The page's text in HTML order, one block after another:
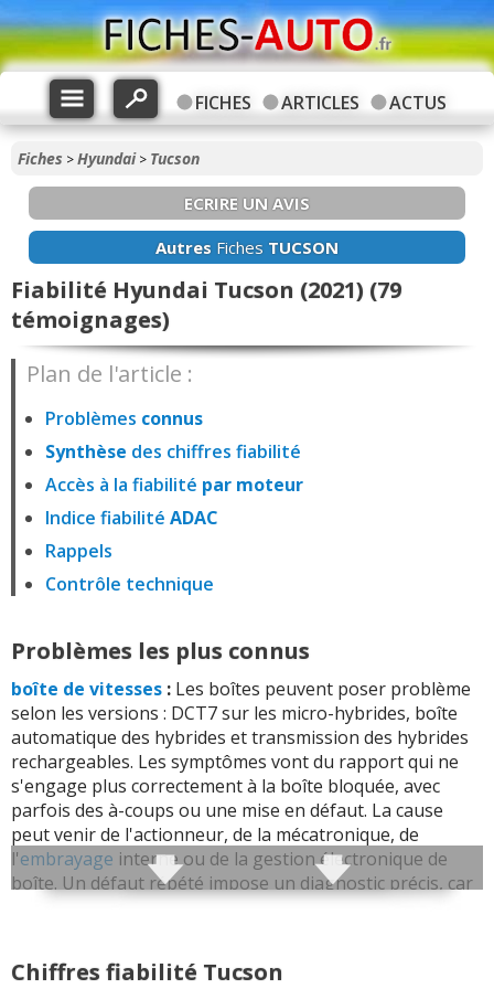
FICHES ARTICLES ACTUS
Fiches >Hyundai> Tucson
ECRIRE UN AVIS
Autres Fiches TUCSON
Fiabilité Hyundai Tucson (2021) (79
témoignages)
Plan de l'article :
Problèmes connus
Synthèse des chiffres fiabilité
Accès à la fiabilité par moteur
Indice fiabilité ADAC
Rappels
Contrôle technique
Problèmes les plus connus
boîte de vitesses : Les boîtes peuvent poser problème
selon les versions : DCT7 sur les micro-hybrides, boîte
automatique des hybrides et transmission des hybrides
rechargeables. Les symptômes vont du rapport qui ne
s'engage plus correctement à la boîte bloquée, avec
parfois des à-coups ou une mise en défaut. La cause
peut venir de l'actionneur, de la mécatronique, de
l'embrayage interne ou de la gestion électronique de
boîte. Un défaut répété impose un diagnostic précis, car
Batterie 12 V :La batterie 12 V peut se décharger,
Chiffres fiabilité Tucson